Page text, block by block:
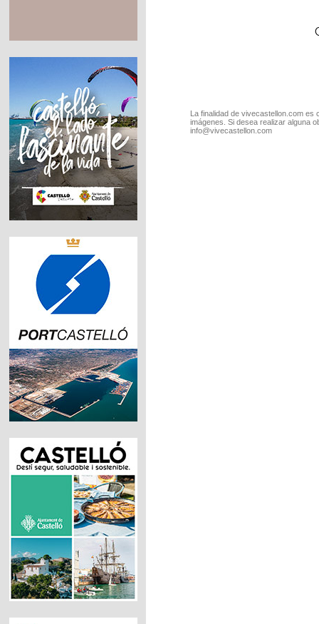
La finalidad de vivecastellon.com
imágenes. Si desea realizar alguna
info@vivecastellon.com